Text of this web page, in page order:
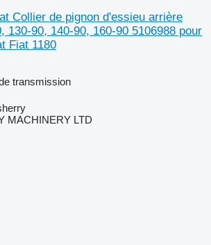
Collier de pignon d'essieu arrière
130-90, 140-90, 160-90 5106988 pour
Fiat 1180
transmission
MACHINERY LTD